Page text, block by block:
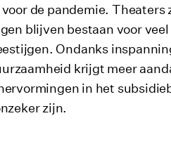
de pandemie.
blijven bestaan voor
Ondanks
krijgt meer
in het
zijn.